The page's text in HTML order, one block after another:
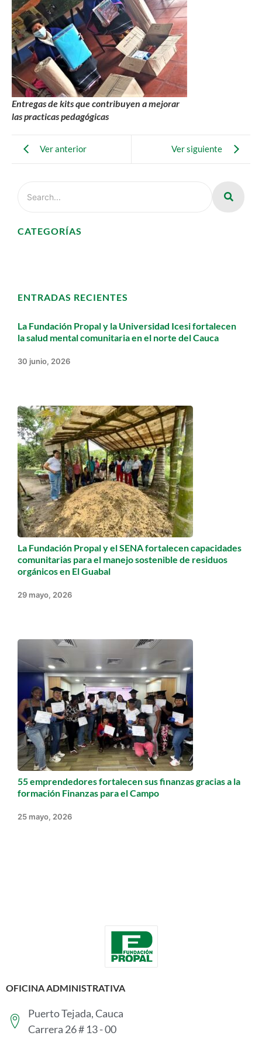
Entregas de kits que contribuyen a mejorar
las practicas pedagógicas
Ver anterior Ver siguiente
CATEGORÍAS
ENTRADAS RECIENTES
La Fundación Propal y la Universidad Icesi fortalecen
la salud mental comunitaria en el norte del Cauca
30 junio, 2026
La Fundación Propal y el SENA fortalecen capacidades
comunitarias para el manejo sostenible de residuos
orgánicos en El Guabal
29 mayo, 2026
55 emprendedores fortalecen sus finanzas gracias a la
formación Finanzas para el Campo
25 mayo, 2026
OFICINA ADMINISTRATIVA
Puerto Tejada, Cauca
Carrera 26 # 13 - 00